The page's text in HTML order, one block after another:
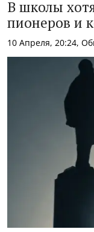
В школы
пионеров и
10 Апреля, 20:24,